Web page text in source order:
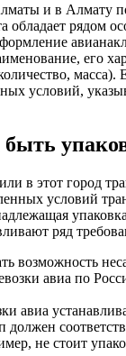
и в Алмату
обладает рядом
его
масса).
условий,
в этот город
условий
ряд
возможность
авиа по
авиа
не стоит